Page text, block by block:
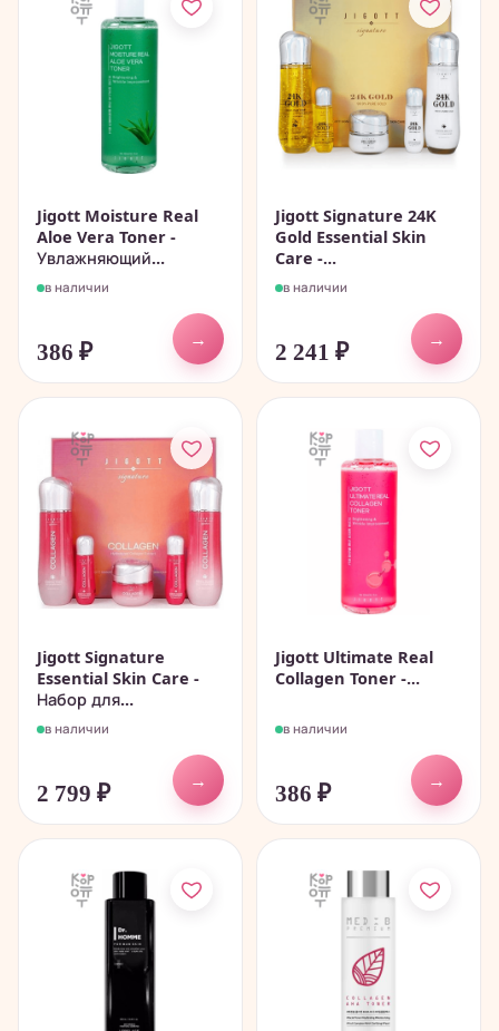
Jigott Moisture Real
Aloe Vera Toner -
Увлажняющий...
в наличии
386 ₽
→
Jigott Signature 24K
Gold Essential Skin
Care -...
в наличии
2 241 ₽
→
Jigott Signature
Essential Skin Care -
Набор для...
в наличии
2 799 ₽
→
Jigott Ultimate Real
Collagen Toner -...
в наличии
386 ₽
→